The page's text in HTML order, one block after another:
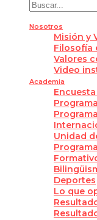
Nosotros
Misión y
Filosofía
Valores
Video
Academia
Unidad
Deportes
Lo que